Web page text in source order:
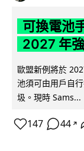
可換電池
2027 年
歐盟新例將於
池須可由用戶自
圾。現時 Sams...
147 44 ↗